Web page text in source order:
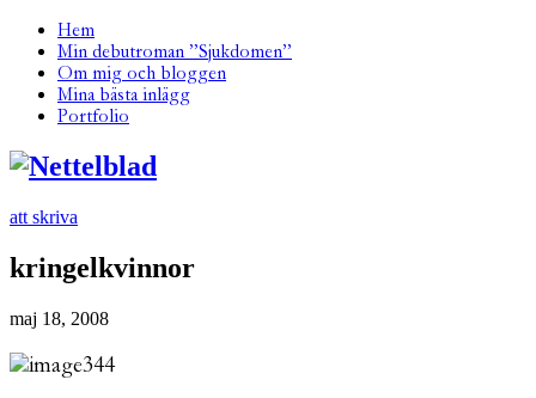
Hem
Min debutroman ”Sjukdomen”
Om mig och bloggen
Mina bästa inlägg
Portfolio
att skriva
kringelkvinnor
maj 18, 2008